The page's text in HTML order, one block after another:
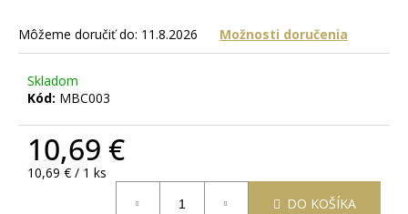
Môžeme doručiť do: 11.8.2026 Možnosti doručenia
Skladom
Kód: MBC003
10,69 €
Jednotková
10,69 € / 1 ks
DO KOŠÍKA
HĽADAŤ
d
o